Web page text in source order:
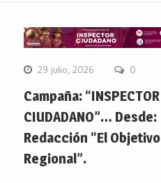
29 julio, 2026 0
Campaña: “INSPECTOR
CIUDADANO”… Desde:
Redacción “El Objetivo
Regional”.